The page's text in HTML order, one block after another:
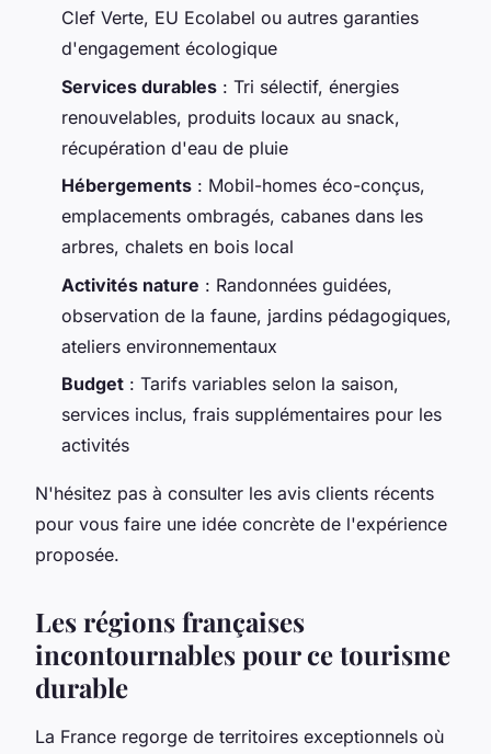
Clef Verte, EU Ecolabel ou autres garanties
d'engagement écologique
Services durables : Tri sélectif, énergies
renouvelables, produits locaux au snack,
récupération d'eau de pluie
Hébergements : Mobil-homes éco-conçus,
emplacements ombragés, cabanes dans les
arbres, chalets en bois local
Activités nature : Randonnées guidées,
observation de la faune, jardins pédagogiques,
ateliers environnementaux
Budget : Tarifs variables selon la saison,
services inclus, frais supplémentaires pour les
activités
N'hésitez pas à consulter les avis clients récents
pour vous faire une idée concrète de l'expérience
proposée.
Les régions françaises
incontournables pour ce tourisme
durable
La France regorge de territoires exceptionnels où